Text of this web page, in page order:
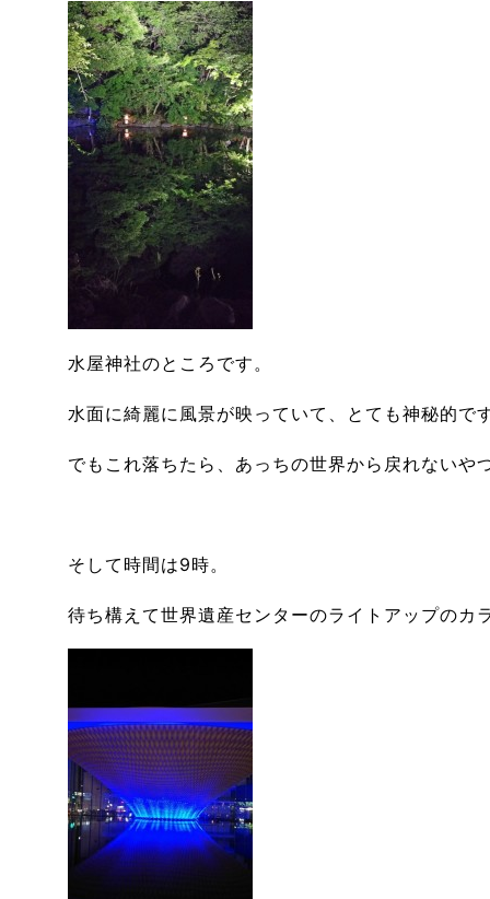
水屋神社のところです。
水面に綺麗に風景が映っていて、とても神秘的です
でもこれ落ちたら、あっちの世界から戻れないや
そして時間は9時。
待ち構えて世界遺産センターのライトアップのカ